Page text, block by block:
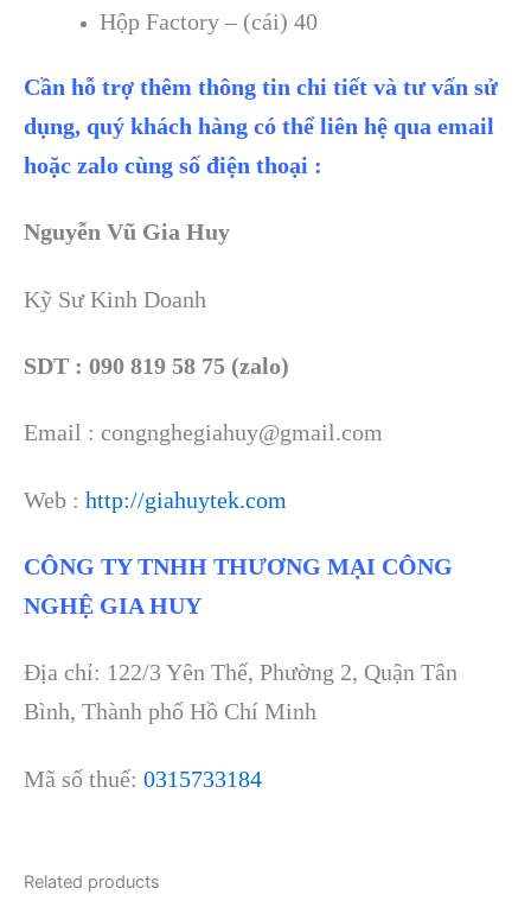
Hộp Factory – (cái) 40
Cần hỗ trợ thêm thông tin chi tiết và tư vấn sử
dụng, quý khách hàng có thể liên hệ qua email
hoặc zalo cùng số điện thoại :
Nguyễn Vũ Gia Huy
Kỹ Sư Kinh Doanh
SDT : 090 819 58 75 (zalo)
Email : congnghegiahuy@gmail.com
Web : http://giahuytek.com
CÔNG TY TNHH THƯƠNG MẠI CÔNG
NGHỆ GIA HUY
Địa chỉ: 122/3 Yên Thế, Phường 2, Quận Tân
Bình, Thành phố Hồ Chí Minh
Mã số thuế: 0315733184
Related products